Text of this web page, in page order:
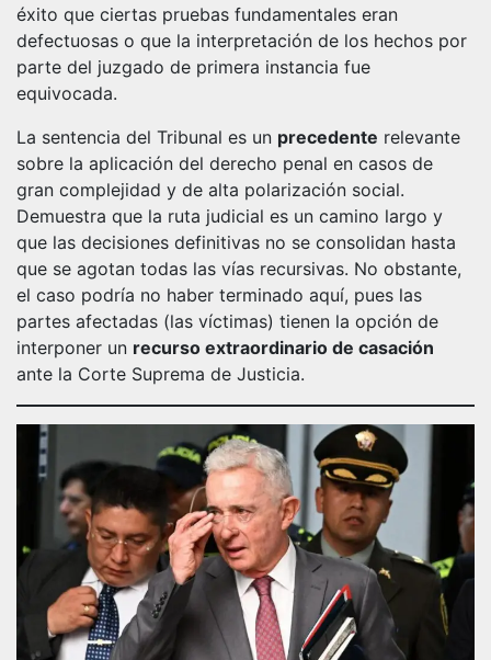
éxito que ciertas pruebas fundamentales eran
defectuosas o que la interpretación de los hechos por
parte del juzgado de primera instancia fue
equivocada.
La sentencia del Tribunal es un precedente relevante
sobre la aplicación del derecho penal en casos de
gran complejidad y de alta polarización social.
Demuestra que la ruta judicial es un camino largo y
que las decisiones definitivas no se consolidan hasta
que se agotan todas las vías recursivas. No obstante,
el caso podría no haber terminado aquí, pues las
partes afectadas (las víctimas) tienen la opción de
interponer un recurso extraordinario de casación
ante la Corte Suprema de Justicia.